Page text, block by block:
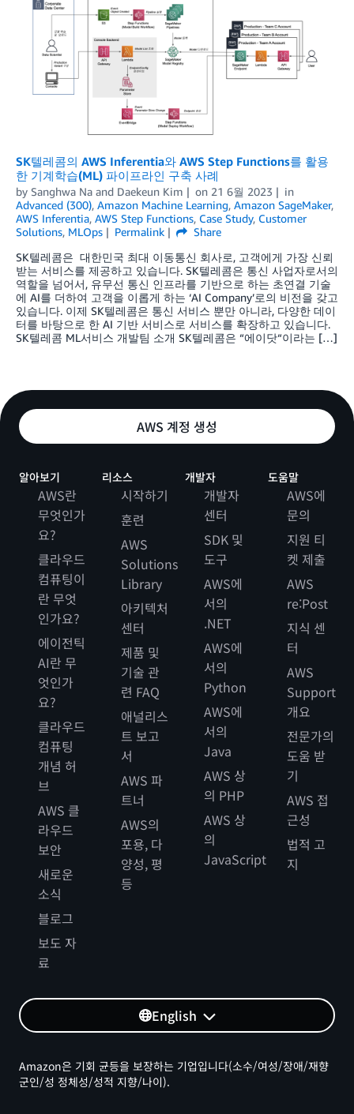
SK텔레콤의 AWS Inferentia와 AWS Step Functions를 활용
한 기계학습(ML) 파이프라인 구축 사례
by Sanghwa Na and Daekeun Kim on 21 6월 2023
in
Advanced (300), Amazon Machine Learning, Amazon SageMaker,
AWS Inferentia, AWS Step Functions, Case Study, Customer
Solutions, MLOps Permalink
Share
SK텔레콤은 대한민국 최대 이동통신 회사로, 고객에게 가장 신뢰
받는 서비스를 제공하고 있습니다. SK텔레콤은 통신 사업자로서의
역할을 넘어서, 유무선 통신 인프라를 기반으로 하는 초연결 기술
에 AI를 더하여 고객을 이롭게 하는 ‘AI Company’로의 비전을 갖고
있습니다. 이제 SK텔레콤은 통신 서비스 뿐만 아니라, 다양한 데이
터를 바탕으로 한 AI 기반 서비스로 서비스를 확장하고 있습니다.
SK텔레콤 ML서비스 개발팀 소개 SK텔레콤은 “에이닷“이라는 […]
AWS 계정 생성
알아보기
AWS란
무엇인가
요?
클라우드
컴퓨팅이
란 무엇
인가요?
에이전틱
AI란 무
엇인가
요?
클라우드
컴퓨팅
개념 허
브
AWS 클
라우드
보안
새로운
소식
블로그
보도 자
료
리소스
시작하기
훈련
AWS
Solutions
Library
아키텍처
센터
제품 및
기술 관
련 FAQ
애널리스
트 보고
서
AWS 파
트너
AWS의
포용, 다
양성, 평
등
개발자
개발자
센터
SDK 및
도구
AWS에
서의
.NET
AWS에
서의
Python
AWS에
서의
Java
AWS 상
의 PHP
AWS 상
의
JavaScript
도움말
AWS에
문의
지원 티
켓 제출
AWS
re:Post
지식 센
터
AWS
Support
개요
전문가의
도움 받
기
AWS 접
근성
법적 고
지
English
Amazon은 기회 균등을 보장하는 기업입니다(소수/여성/장애/재향
군인/성 정체성/성적 지향/나이).